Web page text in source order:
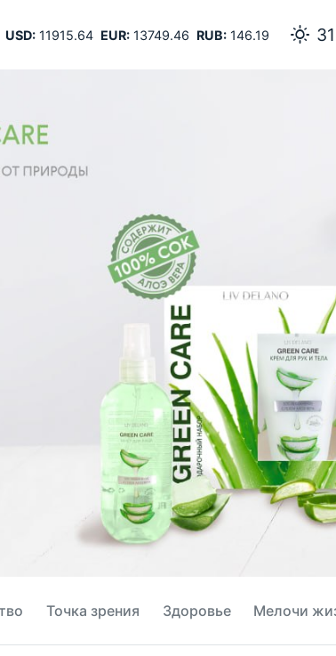
USD:11915.64 EUR:13749.46 RUB:146.19 31
Точка зрения Здоровье Мелочи